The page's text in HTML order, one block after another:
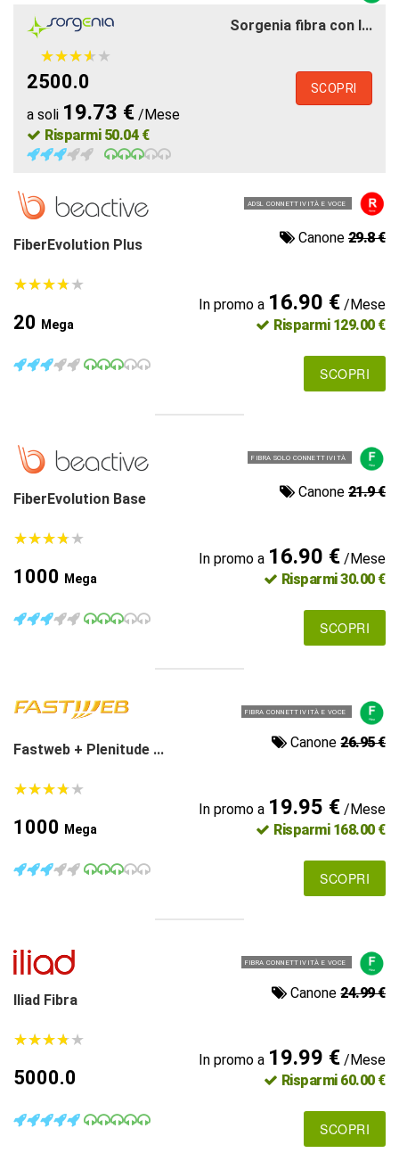
Sorgenia fibra con l...
★★★★★
★★★★★
2500.0
a soli 19.73 € /Mese
Risparmi 50.04 €
SCOPRI
ADSL CONNETTIVITÀ E VOCE
FiberEvolution Plus Canone 29.8 €
★★★★★
★★★★★
20 Mega
In promo a 16.90 €/Mese
Risparmi 129.00 €
SCOPRI
FIBRA SOLO CONNETTIVITÀ
FiberEvolution Base Canone 21.9 €
★★★★★
★★★★★
1000 Mega
In promo a 16.90 €/Mese
Risparmi 30.00 €
SCOPRI
FIBRA CONNETTIVITÀ E VOCE
Fastweb + Plenitude ... Canone26.95 €
★★★★★
★★★★★
1000 Mega
In promo a 19.95 €/Mese
Risparmi 168.00 €
SCOPRI
FIBRA CONNETTIVITÀ E VOCE
Iliad Fibra Canone24.99 €
★★★★★
★★★★★
5000.0
In promo a 19.99 €/Mese
Risparmi 60.00 €
SCOPRI